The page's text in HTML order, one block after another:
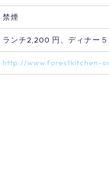
禁煙
ランチ2,200 円、ディナー
http://www.forestkitchen-